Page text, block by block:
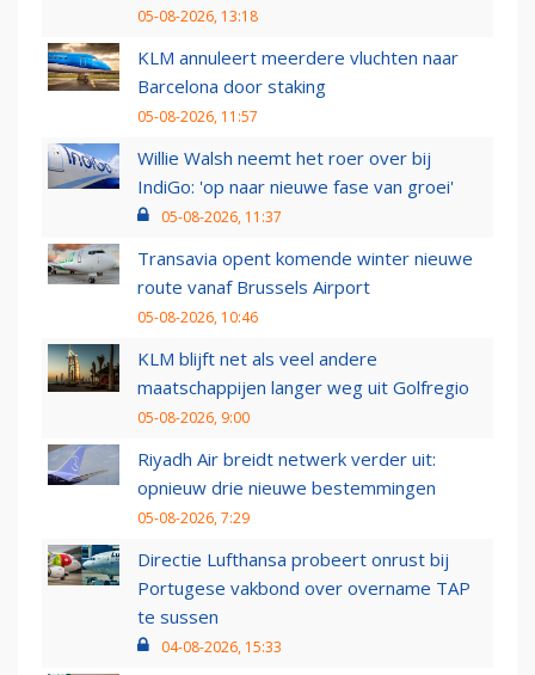
05-08-2026, 13:18
KLM annuleert meerdere vluchten naar
Barcelona door staking
05-08-2026, 11:57
Willie Walsh neemt het roer over bij
IndiGo: 'op naar nieuwe fase van groei'
05-08-2026, 11:37
Transavia opent komende winter nieuwe
route vanaf Brussels Airport
05-08-2026, 10:46
KLM blijft net als veel andere
maatschappijen langer weg uit Golfregio
05-08-2026, 9:00
Riyadh Air breidt netwerk verder uit:
opnieuw drie nieuwe bestemmingen
05-08-2026, 7:29
Directie Lufthansa probeert onrust bij
Portugese vakbond over overname TAP
te sussen
04-08-2026, 15:33